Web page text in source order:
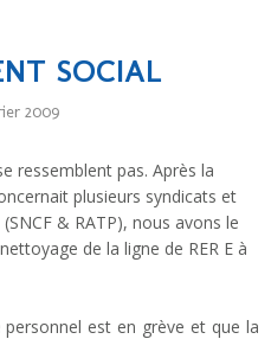
SOCIAL
2009
ressemblent pas. Après la
plusieurs syndicats et
& RATP), nous avons le
de la ligne de RER E à
est en grève et que la